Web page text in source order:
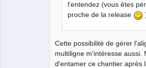
l'entendez (vous êtes
proche de la release
Cette possibilité de gérer
multiligne m'intéresse aussi.
d'entamer ce chantier après